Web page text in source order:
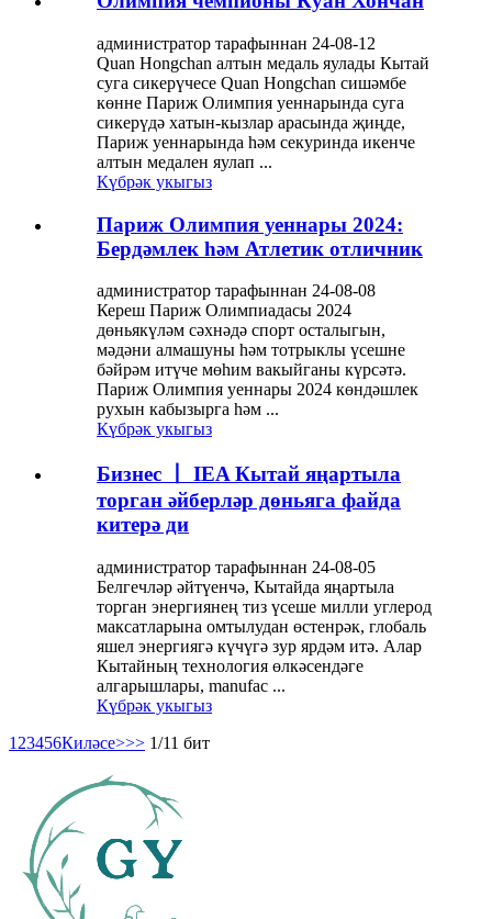
администратор тарафыннан 24-08-12
Quan Hongchan алтын медаль яулады Кытай
суга сикерүчесе Quan Hongchan сишәмбе
көнне Париж Олимпия уеннарында суга
сикерүдә хатын-кызлар арасында җиңде,
Париж уеннарында һәм секуринда икенче
алтын медален яулап ...
Күбрәк укыгыз
Париж Олимпия уеннары 2024:
Бердәмлек һәм Атлетик отличник
администратор тарафыннан 24-08-08
Кереш Париж Олимпиадасы 2024
дөньякүләм сәхнәдә спорт осталыгын,
мәдәни алмашуны һәм тотрыклы үсешне
бәйрәм итүче мөһим вакыйганы күрсәтә.
Париж Олимпия уеннары 2024 көндәшлек
рухын кабызырга һәм ...
Күбрәк укыгыз
Бизнес 丨 IEA Кытай яңартыла
торган әйберләр дөньяга файда
китерә ди
администратор тарафыннан 24-08-05
Белгечләр әйтүенчә, Кытайда яңартыла
торган энергиянең тиз үсеше милли углерод
максатларына омтылудан өстенрәк, глобаль
яшел энергиягә күчүгә зур ярдәм итә. Алар
Кытайның технология өлкәсендәге
алгарышлары, manufac ...
Күбрәк укыгыз
1 23456Киләсе>>> 1/11 бит